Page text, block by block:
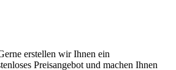
erstellen wir Ihnen ein
Preisangebot und machen Ihnen